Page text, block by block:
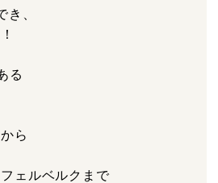
、
る
ら
ェルベルクまで